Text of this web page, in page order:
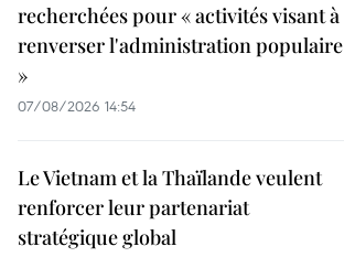
recherchées pour « activités visant à
renverser l'administration populaire
»
07/08/2026 14:54
Le Vietnam et la Thaïlande veulent
renforcer leur partenariat
stratégique global